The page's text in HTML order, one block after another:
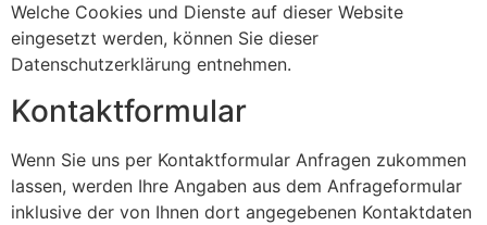
Welche Cookies und Dienste auf dieser Website
eingesetzt werden, können Sie dieser
Datenschutzerklärung entnehmen.
Kontaktformular
Wenn Sie uns per Kontaktformular Anfragen zukommen
lassen, werden Ihre Angaben aus dem Anfrageformular
inklusive der von Ihnen dort angegebenen Kontaktdaten